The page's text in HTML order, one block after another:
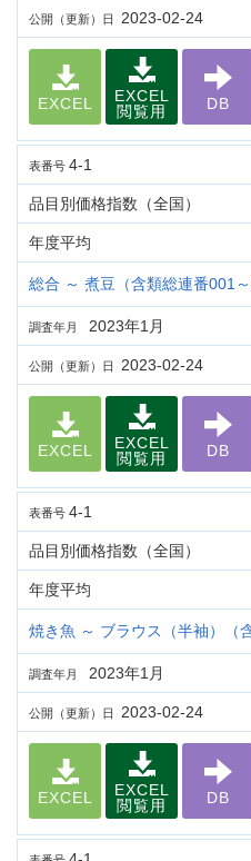
公開（更新）日 2023-02-24
EXCEL
EXCEL
閲覧用
DB
表番号 4-1
品目別価格指数（全国）
年度平均
総合 ～ 煮豆（含類総連番001～
調査年月 2023年1月
公開（更新）日 2023-02-24
EXCEL
EXCEL
閲覧用
DB
表番号 4-1
品目別価格指数（全国）
年度平均
焼き魚 ～ ブラウス（半袖）（
調査年月 2023年1月
公開（更新）日 2023-02-24
EXCEL
EXCEL
閲覧用
DB